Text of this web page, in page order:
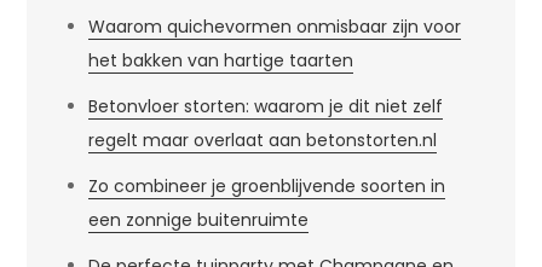
Waarom quichevormen onmisbaar zijn voor
het bakken van hartige taarten
Betonvloer storten: waarom je dit niet zelf
regelt maar overlaat aan betonstorten.nl
Zo combineer je groenblijvende soorten in
een zonnige buitenruimte